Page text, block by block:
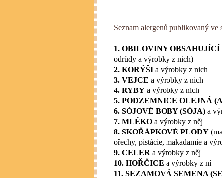
Seznam alergenů publikovaný
1. OBILOVINY OBSAHUJÍCÍ
odrůdy a výrobky z nich)
2. KORÝŠI a výrobky z nich
3. VEJCE a výrobky z nich
4. RYBY a výrobky z nich
5. PODZEMNICE OLEJNÁ
6. SÓJOVÉ BOBY (SÓJA) a
7. MLÉKO a výrobky z něj
8. SKOŘÁPKOVÉ PLODY
ořechy, pistácie, makadamie a
9. CELER a výrobky z něj
10. HOŘČICE a výrobky z ní
11. SEZAMOVÁ SEMENA